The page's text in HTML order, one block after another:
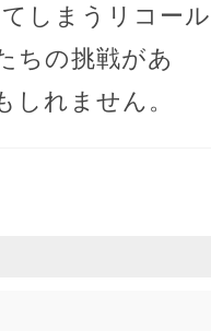
しまうリコール
ちの挑戦があ
れません。